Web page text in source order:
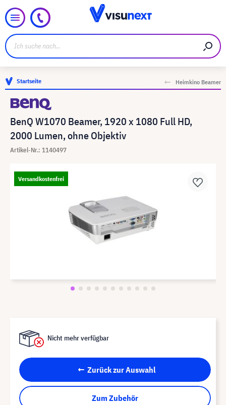
Startseite Heimkino Beamer
BenQ W1070 Beamer, 1920 x 1080 Full HD,
2000 Lumen, ohne Objektiv
Artikel-Nr.: 1140497
Versandkostenfrei
Nicht mehr verfügbar
Zurück zur Auswahl
Zum Zubehör